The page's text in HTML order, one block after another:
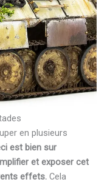
en plusieurs
est bien sur
et exposer cet
effets. Cela